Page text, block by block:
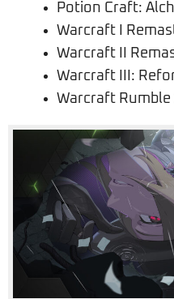
Potion Craft:
Warcraft I
Warcraft II
Warcraft III:
Warcraft